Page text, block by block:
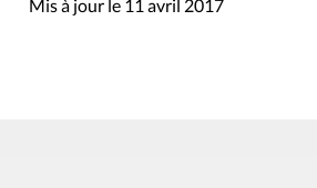
Mis à jour le 11 avril 2017